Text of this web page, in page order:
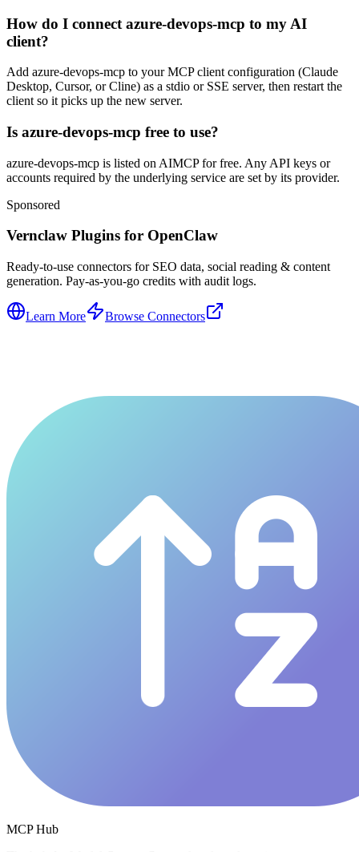
How do I connect azure-devops-mcp to my AI
client?
Add azure-devops-mcp to your MCP client configuration (Claude
Desktop, Cursor, or Cline) as a stdio or SSE server, then restart the
client so it picks up the new server.
Is azure-devops-mcp free to use?
azure-devops-mcp is listed on AIMCP for free. Any API keys or
accounts required by the underlying service are set by its provider.
Sponsored
Vernclaw Plugins for OpenClaw
Ready-to-use connectors for SEO data, social reading & content
generation. Pay-as-you-go credits with audit logs.
Learn More Browse Connectors
MCP Hub